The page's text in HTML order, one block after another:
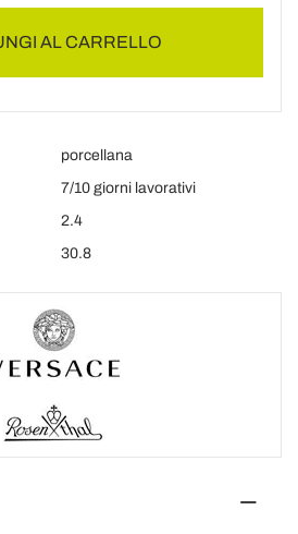
AL CARRELLO
porcellana
7/10 giorni lavorativi
2.4
30.8